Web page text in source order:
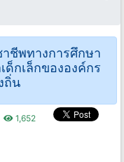
ชีพทางการศึกษา
กเล็กขององค์กร
ถิ่น
1,652